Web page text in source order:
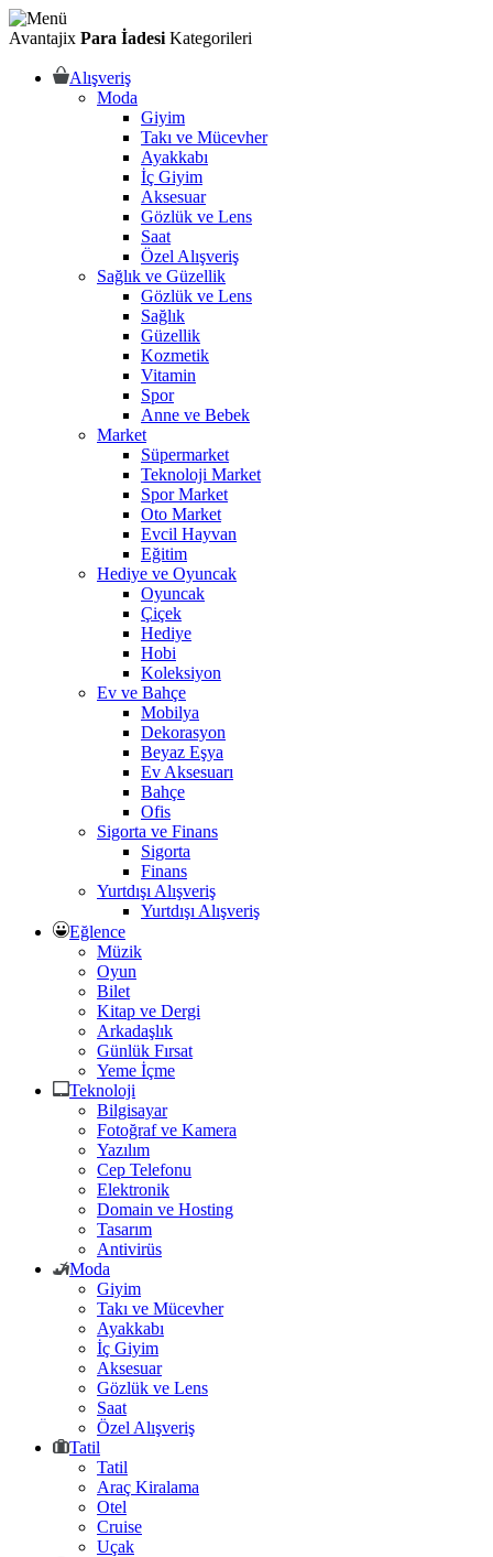
Avantajix Para İadesi Kategorileri
Alışveriş
Moda
Giyim
Takı ve Mücevher
Ayakkabı
İç Giyim
Aksesuar
Gözlük ve Lens
Saat
Özel Alışveriş
Sağlık ve Güzellik
Gözlük ve Lens
Sağlık
Güzellik
Kozmetik
Vitamin
Spor
Anne ve Bebek
Market
Süpermarket
Teknoloji Market
Spor Market
Oto Market
Evcil Hayvan
Eğitim
Hediye ve Oyuncak
Oyuncak
Çiçek
Hediye
Hobi
Koleksiyon
Ev ve Bahçe
Mobilya
Dekorasyon
Beyaz Eşya
Ev Aksesuarı
Bahçe
Ofis
Sigorta ve Finans
Sigorta
Finans
Yurtdışı Alışveriş
Yurtdışı Alışveriş
Eğlence
Müzik
Oyun
Bilet
Kitap ve Dergi
Arkadaşlık
Günlük Fırsat
Yeme İçme
Teknoloji
Bilgisayar
Fotoğraf ve Kamera
Yazılım
Cep Telefonu
Elektronik
Domain ve Hosting
Tasarım
Antivirüs
Moda
Giyim
Takı ve Mücevher
Ayakkabı
İç Giyim
Aksesuar
Gözlük ve Lens
Saat
Özel Alışveriş
Tatil
Tatil
Araç Kiralama
Otel
Cruise
Uçak